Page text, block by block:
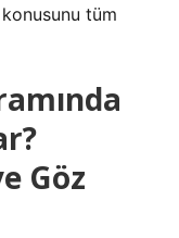
tüm
Göz